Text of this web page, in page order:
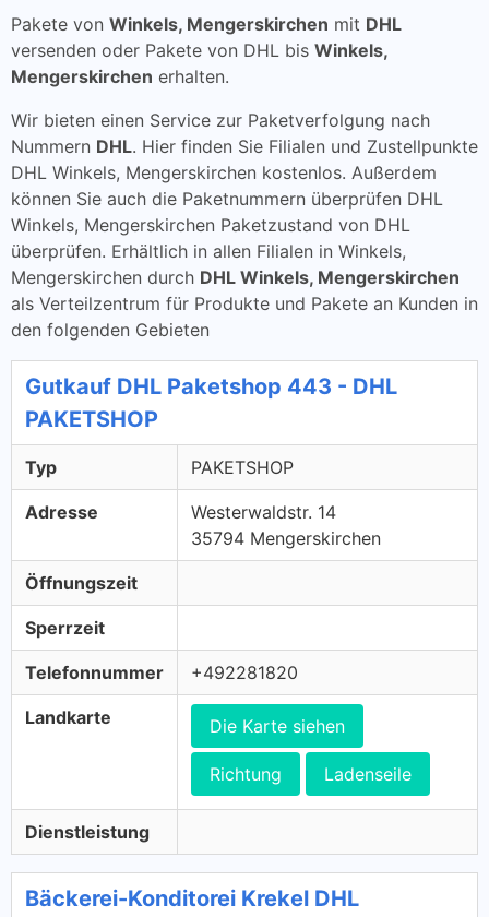
Pakete von Winkels, Mengerskirchen mit DHL
versenden oder Pakete von DHL bis Winkels,
Mengerskirchen erhalten.
Wir bieten einen Service zur Paketverfolgung nach
Nummern DHL. Hier finden Sie Filialen und Zustellpunkte
DHL Winkels, Mengerskirchen kostenlos. Außerdem
können Sie auch die Paketnummern überprüfen DHL
Winkels, Mengerskirchen Paketzustand von DHL
überprüfen. Erhältlich in allen Filialen in Winkels,
Mengerskirchen durch DHL Winkels, Mengerskirchen
als Verteilzentrum für Produkte und Pakete an Kunden in
den folgenden Gebieten
Gutkauf DHL Paketshop 443 - DHL
PAKETSHOP
Typ PAKETSHOP
Adresse
Westerwaldstr. 14
35794 Mengerskirchen
Öffnungszeit
Sperrzeit
Telefonnummer +492281820
Landkarte Die Karte siehen
Richtung Ladenseile
Dienstleistung
Bäckerei-Konditorei Krekel DHL